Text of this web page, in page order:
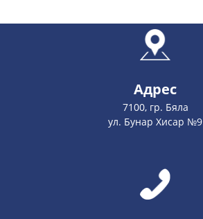
Адрес
7100, гр. Бяла
ул. Бунар Хисар №9